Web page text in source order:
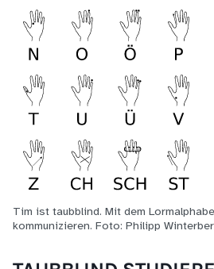
Tim ist taubblind. Mit dem
kommunizieren. Foto: Philipp